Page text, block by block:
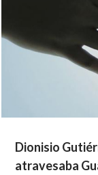
Dionisio
atravesaba